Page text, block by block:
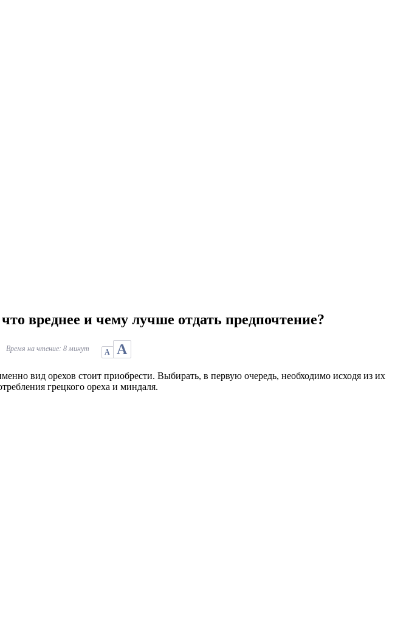
вреднее и чему лучше отдать предпочтение?
Время на чтение: 8 минут А А
вид орехов стоит приобрести. Выбирать, в первую очередь, необходимо исходя из их
грецкого ореха и миндаля.